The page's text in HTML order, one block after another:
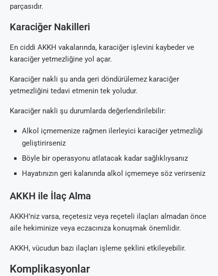
parçasıdır.
Karaciğer Nakilleri
En ciddi AKKH vakalarında, karaciğer işlevini kaybeder ve
karaciğer yetmezliğine yol açar.
Karaciğer nakli şu anda geri döndürülemez karaciğer
yetmezliğini tedavi etmenin tek yoludur.
Karaciğer nakli şu durumlarda değerlendirilebilir:
Alkol içmemenize rağmen ilerleyici karaciğer yetmezliği
geliştirirseniz
Böyle bir operasyonu atlatacak kadar sağlıklıysanız
Hayatınızın geri kalanında alkol içmemeye söz verirseniz
AKKH ile İlaç Alma
AKKH’niz varsa, reçetesiz veya reçeteli ilaçları almadan önce
aile hekiminize veya eczacınıza konuşmak önemlidir.
AKKH, vücudun bazı ilaçları işleme şeklini etkileyebilir.
Komplikasyonlar